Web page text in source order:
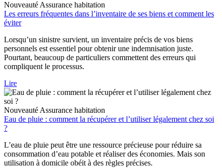
Nouveauté Assurance habitation
Les erreurs fréquentes dans l’inventaire de ses biens et comment les
éviter
Lorsqu’un sinistre survient, un inventaire précis de vos biens
personnels est essentiel pour obtenir une indemnisation juste.
Pourtant, beaucoup de particuliers commettent des erreurs qui
compliquent le processus.
Lire
Nouveauté Assurance habitation
Eau de pluie : comment la récupérer et l’utiliser légalement chez soi
?
L’eau de pluie peut être une ressource précieuse pour réduire sa
consommation d’eau potable et réaliser des économies. Mais son
utilisation à domicile obéit à des règles précises.